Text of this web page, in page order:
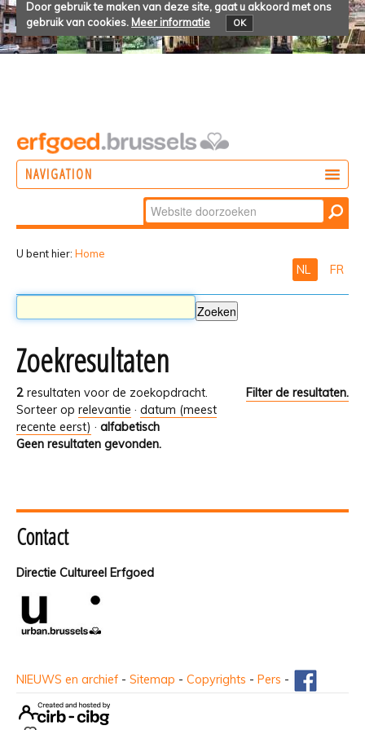
Door gebruik te maken van deze site, gaat u akkoord met ons
gebruik van cookies. Meer informatie OK
NAVIGATION
Zoek
Geavanceerd
U bent hier: Home
NL FR
Zoekresultaten
2 resultaten voor de zoekopdracht.
Filter de resultaten.
Sorteer op relevantie · datum (meest
recente eerst) · alfabetisch
Geen resultaten gevonden.
Contact
Directie Cultureel Erfgoed
NIEUWS en archief - Sitemap - Copyrights - Pers -